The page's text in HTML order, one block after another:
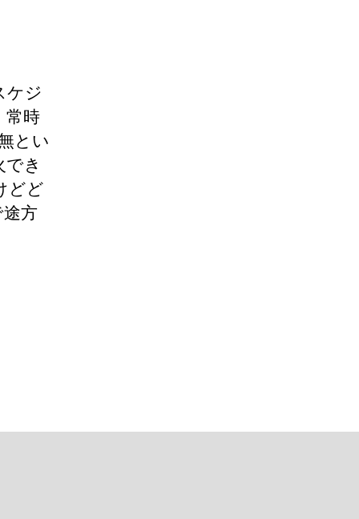
ケジ
常時
とい
き
どど
方